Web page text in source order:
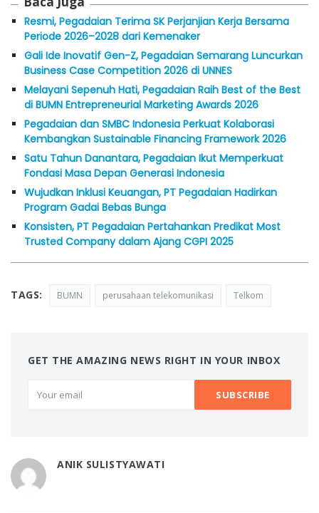
Resmi, Pegadaian Terima SK Perjanjian Kerja Bersama
Periode 2026–2028 dari Kemenaker
Gali Ide Inovatif Gen-Z, Pegadaian Semarang Luncurkan
Business Case Competition 2026 di UNNES
Melayani Sepenuh Hati, Pegadaian Raih Best of the Best
di BUMN Entrepreneurial Marketing Awards 2026
Pegadaian dan SMBC Indonesia Perkuat Kolaborasi
Kembangkan Sustainable Financing Framework 2026
Satu Tahun Danantara, Pegadaian Ikut Memperkuat
Fondasi Masa Depan Generasi Indonesia
Wujudkan Inklusi Keuangan, PT Pegadaian Hadirkan
Program Gadai Bebas Bunga
Konsisten, PT Pegadaian Pertahankan Predikat Most
Trusted Company dalam Ajang CGPI 2025
TAGS: BUMN perusahaan telekomunikasi Telkom
GET THE AMAZING NEWS RIGHT IN YOUR INBOX
ANIK SULISTYAWATI